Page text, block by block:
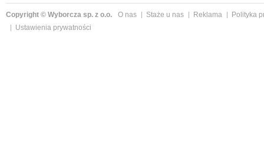
Copyright © Wyborcza sp. z o.o. O nas Staże u nas Reklama
Polityka
Ustawienia prywatności